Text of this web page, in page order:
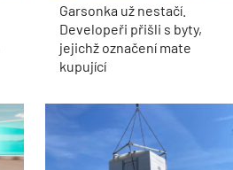
Garsonka už nestačí.
Developeři přišli s byty,
jejichž označení mate
kupující